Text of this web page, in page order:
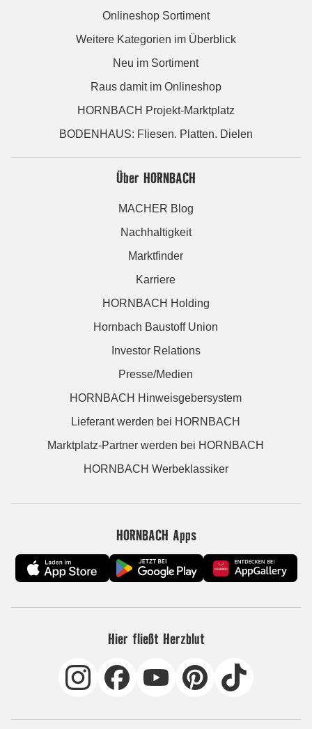
Onlineshop Sortiment
Weitere Kategorien im Überblick
Neu im Sortiment
Raus damit im Onlineshop
HORNBACH Projekt-Marktplatz
BODENHAUS: Fliesen. Platten. Dielen
Über HORNBACH
MACHER Blog
Nachhaltigkeit
Marktfinder
Karriere
HORNBACH Holding
Hornbach Baustoff Union
Investor Relations
Presse/Medien
HORNBACH Hinweisgebersystem
Lieferant werden bei HORNBACH
Marktplatz-Partner werden bei HORNBACH
HORNBACH Werbeklassiker
HORNBACH Apps
Hier fließt Herzblut